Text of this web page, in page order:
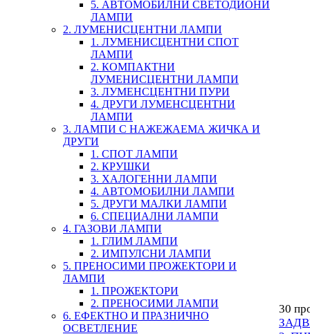
5. АВТОМОБИЛНИ СВЕТОДИОНИ
ЛАМПИ
2. ЛУМЕНИСЦЕНТНИ ЛАМПИ
1. ЛУМЕНИСЦЕНТНИ СПОТ
ЛАМПИ
2. КОМПАКТНИ
ЛУМЕНИСЦЕНТНИ ЛАМПИ
3. ЛУМЕНСЦЕНТНИ ПУРИ
4. ДРУГИ ЛУМЕНСЦЕНТНИ
ЛАМПИ
3. ЛАМПИ С НАЖЕЖАЕМА ЖИЧКА И
ДРУГИ
1. СПОТ ЛАМПИ
2. КРУШКИ
3. ХАЛОГЕННИ ЛАМПИ
4. АВТОМОБИЛНИ ЛАМПИ
5. ДРУГИ МАЛКИ ЛАМПИ
6. СПЕЦИАЛНИ ЛАМПИ
4. ГАЗОВИ ЛАМПИ
1. ГЛИМ ЛАМПИ
2. ИМПУЛСНИ ЛАМПИ
5. ПРЕНОСИМИ ПРОЖЕКТОРИ И
ЛАМПИ
1. ПРОЖЕКТОРИ
2. ПРЕНОСИМИ ЛАМПИ
6. ЕФЕКТНО И ПРАЗНИЧНО
ОСВЕТЛЕНИЕ
30